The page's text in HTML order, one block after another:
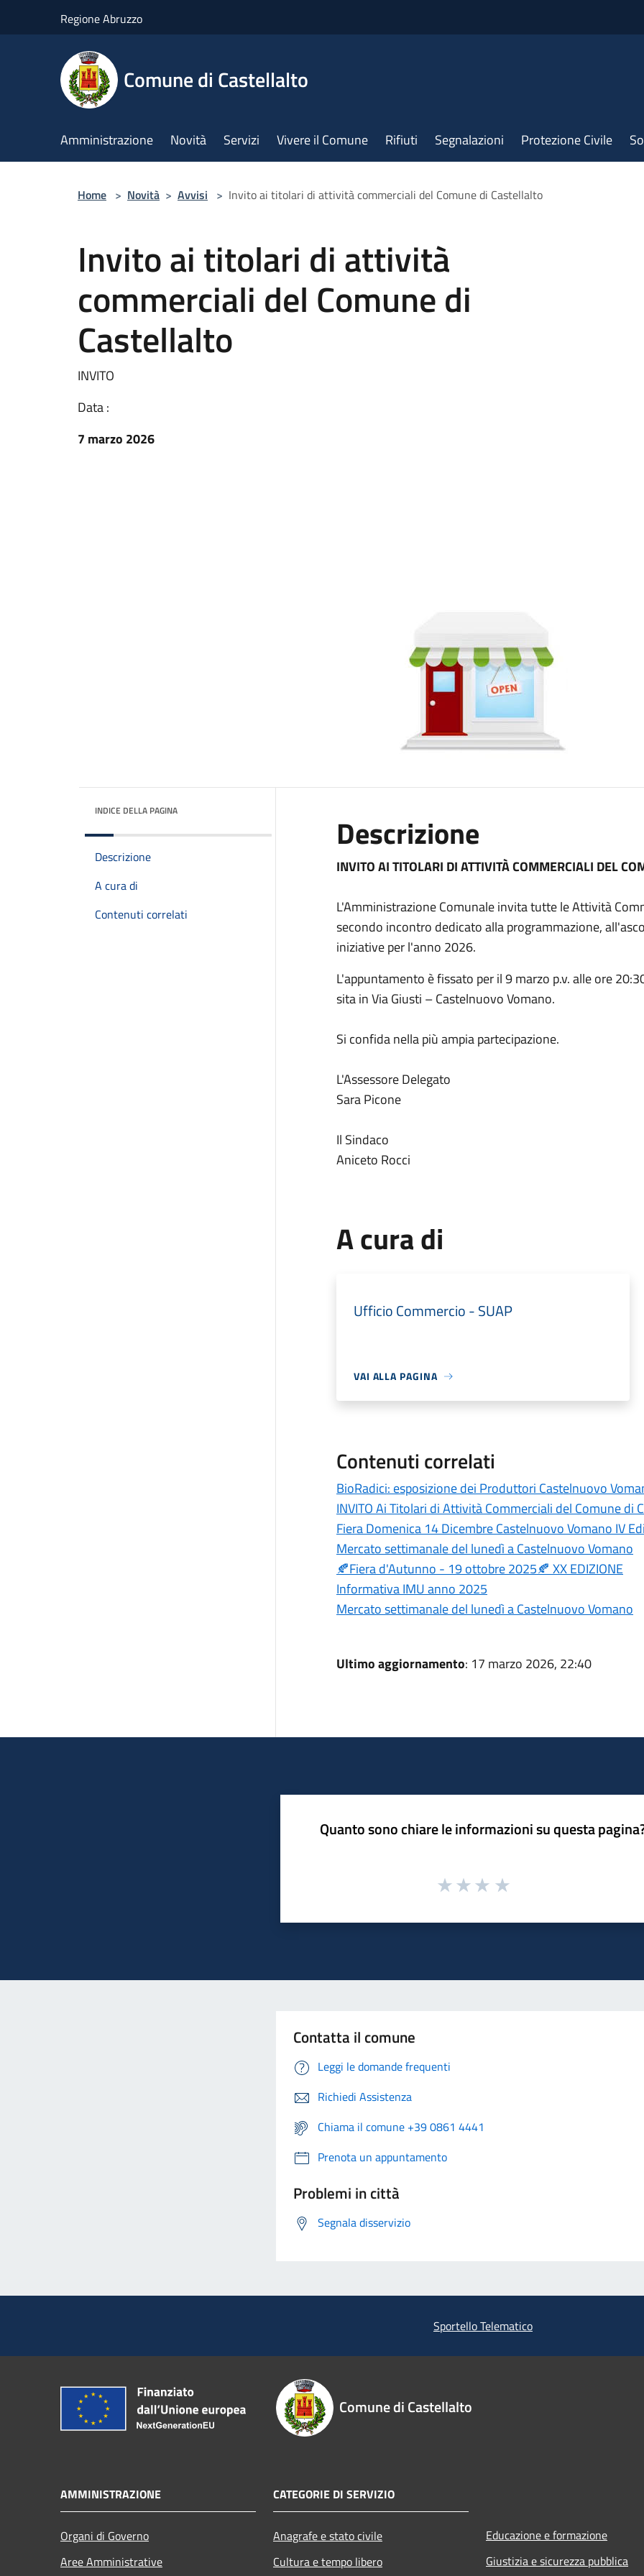
Regione Abruzzo
Comune di Castellalto
Amministrazione Novità Servizi Vivere il Comune Rifiuti Segnalazioni Protezione Civile
Home > Novità > Avvisi > Invito ai titolari di attività commerciali del Comune di Castellalto
Invito ai titolari di attività
commerciali del Comune di
Castellalto
INVITO
Data :
7 marzo 2026
INDICE DELLA PAGINA
Descrizione
A cura di
Contenuti correlati
Descrizione
INVITO AI TITOLARI DI ATTIVITÀ COMMERCIALI DEL
L'Amministrazione Comunale invita tutte le Attività
secondo incontro dedicato alla programmazione,
iniziative per l'anno 2026.
L'appuntamento è fissato per il 9 marzo p.v. alle ore
sita in Via Giusti – Castelnuovo Vomano.
Si confida nella più ampia partecipazione.
L'Assessore Delegato
Sara Picone
Il Sindaco
Aniceto Rocci
A cura di
Ufficio Commercio - SUAP
VAI ALLA PAGINA
Contenuti correlati
BioRadici: esposizione dei Produttori Castelnuovo
INVITO Ai Titolari di Attività Commerciali del Comune di
Fiera Domenica 14 Dicembre Castelnuovo Vomano IV
Mercato settimanale del lunedì a Castelnuovo Vomano
🍂Fiera d'Autunno - 19 ottobre 2025🍂 XX EDIZIONE
Informativa IMU anno 2025
Mercato settimanale del lunedì a Castelnuovo Vomano
Ultimo aggiornamento: 17 marzo 2026, 22:40
Quanto sono chiare le informazioni su questa
Contatta il comune
Leggi le domande frequenti
Richiedi Assistenza
Chiama il comune +39 0861 4441
Prenota un appuntamento
Problemi in città
Segnala disservizio
Sportello Telematico
Comune di Castellalto
AMMINISTRAZIONE
Organi di Governo
Aree Amministrative
CATEGORIE DI SERVIZIO
Anagrafe e stato civile
Cultura e tempo libero
Educazione e formazione
Giustizia e sicurezza pubblica